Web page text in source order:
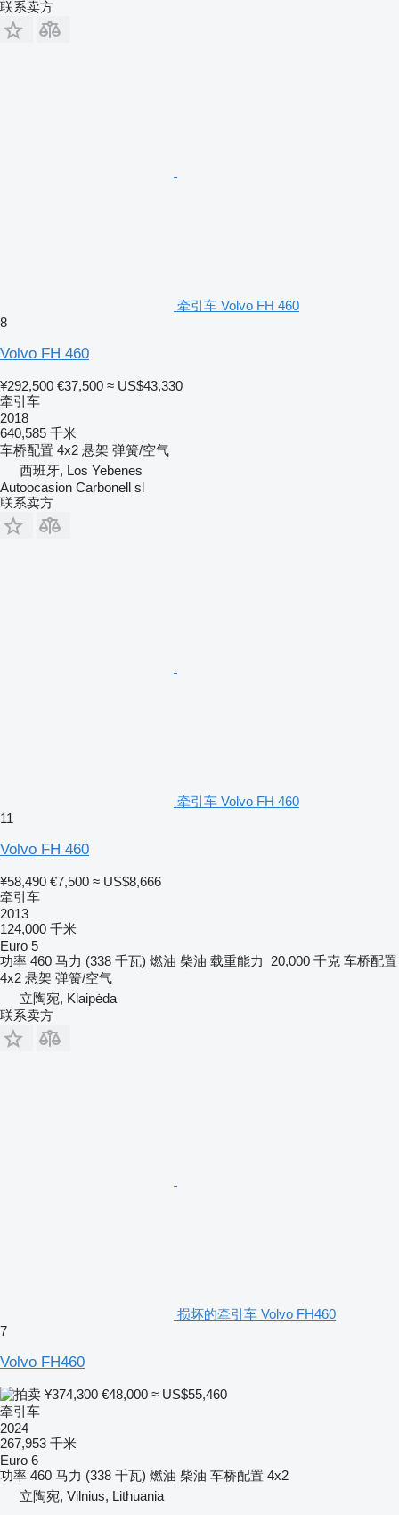
联系卖方
牵引车 Volvo FH 460
8
Volvo FH 460
¥292,500 €37,500 ≈ US$43,330
牵引车
2018
640,585 千米
车桥配置 4x2 悬架 弹簧/空气
西班牙, Los Yebenes
Autoocasion Carbonell sl
联系卖方
牵引车 Volvo FH 460
11
Volvo FH 460
¥58,490 €7,500 ≈ US$8,666
牵引车
2013
124,000 千米
Euro 5
功率 460 马力 (338 千瓦) 燃油 柴油 载重能力 20,000 千克 车桥配置
4x2 悬架 弹簧/空气
立陶宛, Klaipėda
联系卖方
损坏的牵引车 Volvo FH460
7
Volvo FH460
¥374,300 €48,000 ≈ US$55,460
牵引车
2024
267,953 千米
Euro 6
功率 460 马力 (338 千瓦) 燃油 柴油 车桥配置 4x2
立陶宛, Vilnius, Lithuania